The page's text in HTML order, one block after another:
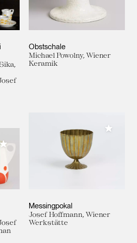
Obstschale
Michael Powolny, Wiener
Keramik
Meiner Sammlung hinzufügen
Messingpokal
Josef Hoffmann, Wiener
Werkstätte
Meiner